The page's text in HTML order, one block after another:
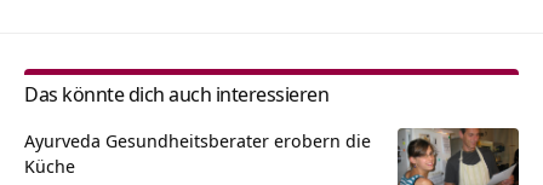
Das könnte dich auch interessieren
Ayurveda Gesundheitsberater erobern die
Küche